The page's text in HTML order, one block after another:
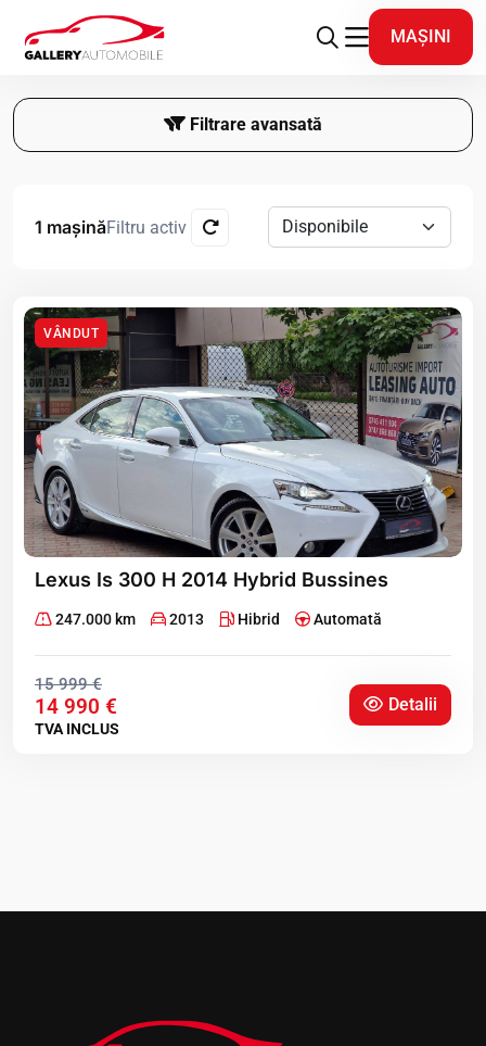
MAȘINI
Filtrare avansată
1 mașinăFiltru activ
VÂNDUT
Lexus Is 300 H 2014 Hybrid Bussines
247.000 km 2013 Hibrid Automată
15 999 €
14 990 €
TVA INCLUS
Detalii